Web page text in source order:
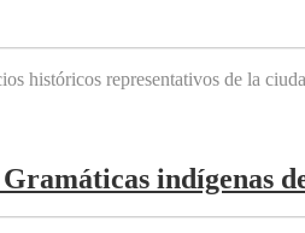
históricos representativos de la
indígenas